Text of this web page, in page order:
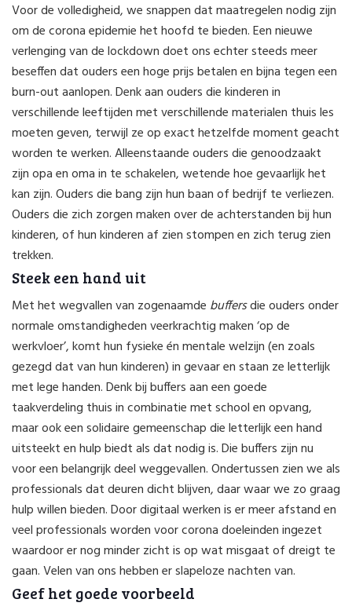
Voor de volledigheid, we snappen dat maatregelen nodig zijn
om de corona epidemie het hoofd te bieden. Een nieuwe
verlenging van de lockdown doet ons echter steeds meer
beseffen dat ouders een hoge prijs betalen en bijna tegen een
burn-out aanlopen. Denk aan ouders die kinderen in
verschillende leeftijden met verschillende materialen thuis les
moeten geven, terwijl ze op exact hetzelfde moment geacht
worden te werken. Alleenstaande ouders die genoodzaakt
zijn opa en oma in te schakelen, wetende hoe gevaarlijk het
kan zijn. Ouders die bang zijn hun baan of bedrijf te verliezen.
Ouders die zich zorgen maken over de achterstanden bij hun
kinderen, of hun kinderen af zien stompen en zich terug zien
trekken.
Steek een hand uit
Met het wegvallen van zogenaamde buffersdie ouders onder
normale omstandigheden veerkrachtig maken ‘op de
werkvloer’, komt hun fysieke én mentale welzijn (en zoals
gezegd dat van hun kinderen) in gevaar en staan ze letterlijk
met lege handen. Denk bij buffers aan een goede
taakverdeling thuis in combinatie met school en opvang,
maar ook een solidaire gemeenschap die letterlijk een hand
uitsteekt en hulp biedt als dat nodig is. Die buffers zijn nu
voor een belangrijk deel weggevallen. Ondertussen zien we als
professionals dat deuren dicht blijven, daar waar we zo graag
hulp willen bieden. Door digitaal werken is er meer afstand en
veel professionals worden voor corona doeleinden ingezet
waardoor er nog minder zicht is op wat misgaat of dreigt te
gaan. Velen van ons hebben er slapeloze nachten van.
Geef het goede voorbeeld